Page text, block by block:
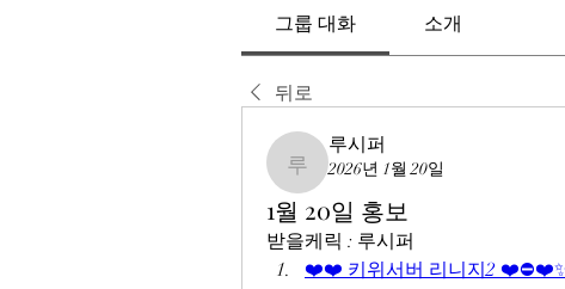
그룹 대화 소개
뒤로
루시퍼
루시퍼
2026년 1월 20일
1월 20일 홍보
받을케릭 : 루시퍼
❤️❤️ 키위서버 리니지2